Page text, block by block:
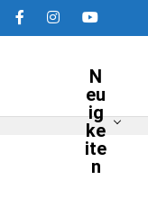
N
eu
ig
ke
ite
n